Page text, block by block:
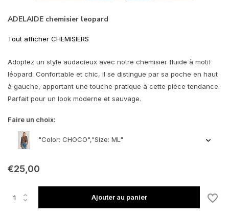
ADELAIDE chemisier leopard
Tout afficher CHEMISIERS
Adoptez un style audacieux avec notre chemisier fluide à motif
léopard. Confortable et chic, il se distingue par sa poche en haut
à gauche, apportant une touche pratique à cette pièce tendance.
Parfait pour un look moderne et sauvage.
Faire un choix:
"Color: CHOCO","Size: ML"
€25,00
Ajouter au panier